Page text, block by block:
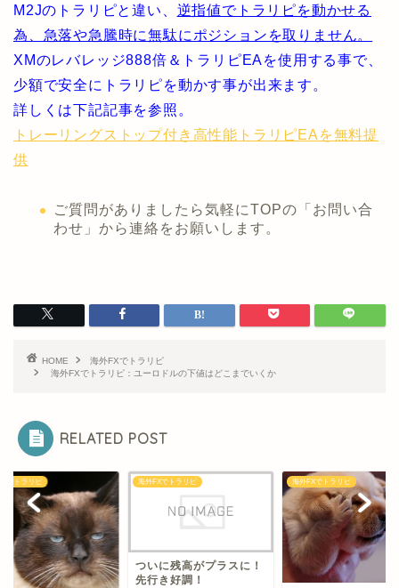
M2Jのトラリピと違い、 逆指値でトラリピを動かせる
為、急落や急騰時に無駄にポジションを取りません。
XMのレバレッジ888倍＆トラリピEAを使用する事で、
少額で安全にトラリピを動かす事が出来ます。
詳しくは下記記事を参照。
トレーリングストップ付き高性能トラリピEAを無料提
供
ご質問がありましたら気軽にTOPの「お問い合
わせ」から連絡をお願いします。
HOME
海外FXでトラリピ
海外FXでトラリピ：ユーロドルの下値はどこまでいくか
RELATED POST
でトラリピ 海外FXでトラリピ
ついに残高がプラスに！
先行き好調！
海外FXでトラリピ